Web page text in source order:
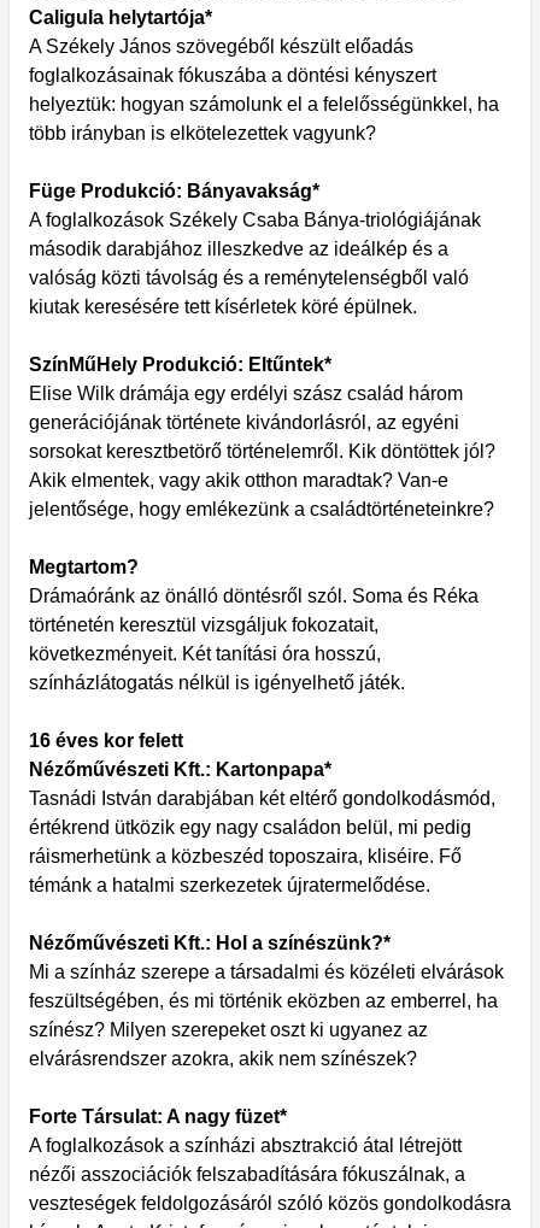
Caligula helytartója*
A Székely János szövegéből készült előadás
foglalkozásainak fókuszába a döntési kényszert
helyeztük: hogyan számolunk el a felelősségünkkel, ha
több irányban is elkötelezettek vagyunk?
Füge Produkció: Bányavakság*
A foglalkozások Székely Csaba Bánya-triológiájának
második darabjához illeszkedve az ideálkép és a
valóság közti távolság és a reménytelenségből való
kiutak keresésére tett kísérletek köré épülnek.
SzínMűHely Produkció: Eltűntek*
Elise Wilk drámája egy erdélyi szász család három
generációjának története kivándorlásról, az egyéni
sorsokat keresztbetörő történelemről. Kik döntöttek jól?
Akik elmentek, vagy akik otthon maradtak? Van-e
jelentősége, hogy emlékezünk a családtörténeteinkre?
Megtartom?
Drámaóránk az önálló döntésről szól. Soma és Réka
történetén keresztül vizsgáljuk fokozatait,
következményeit. Két tanítási óra hosszú,
színházlátogatás nélkül is igényelhető játék.
16 éves kor felett
Nézőművészeti Kft.: Kartonpapa*
Tasnádi István darabjában két eltérő gondolkodásmód,
értékrend ütközik egy nagy családon belül, mi pedig
ráismerhetünk a közbeszéd toposzaira, kliséire. Fő
témánk a hatalmi szerkezetek újratermelődése.
Nézőművészeti Kft.: Hol a színészünk?*
Mi a színház szerepe a társadalmi és közéleti elvárások
feszültségében, és mi történik eközben az emberrel, ha
színész? Milyen szerepeket oszt ki ugyanez az
elvárásrendszer azokra, akik nem színészek?
Forte Társulat: A nagy füzet*
A foglalkozások a színházi absztrakció átal létrejött
nézői asszociációk felszabadítására fókuszálnak, a
veszteségek feldolgozásáról szóló közös gondolkodásra